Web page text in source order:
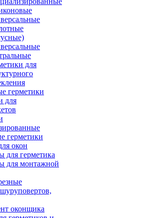
для
герметики
для
герметики
окон
для герметика
для монтажной
оконщика